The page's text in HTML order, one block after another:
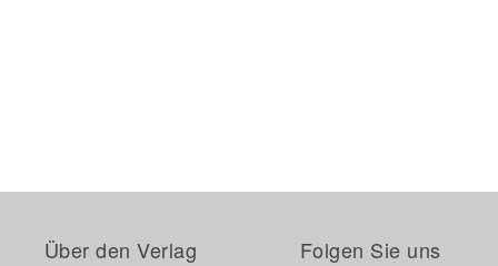
Über den Verlag Folgen Sie uns